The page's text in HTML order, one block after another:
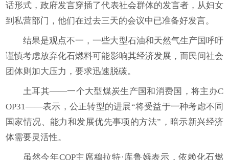
话形式，政府发言穿插了代表社会群体的发言者，从妇女
到私营部门，他们在过去三天的会议中已准备好发言。
结果是观点不一，一些大型石油和天然气生产国呼吁
谨慎考虑放弃化石燃料可能影响其经济发展，而民间社会
团体则加大压力，要求迅速脱碳。
土耳其——一个大型煤炭生产国和消费国，将主办C
OP31——表示，公正转型的进展“将受益于一种考虑不同
国家情况、能力和发展优先事项的方法”，暗示新兴经济
体需要灵活性。
虽然今年COP主席穆拉特·库鲁姆表示，依赖化石燃